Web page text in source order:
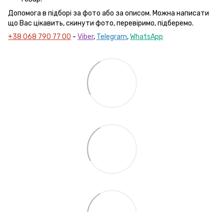
Допомога в підборі за фото або за описом. Можна написати
що Вас цікавить, скинути фото, перевіримо, підберемо.
+38 068 790 77 00 - Viber, Telegram,WhatsApp